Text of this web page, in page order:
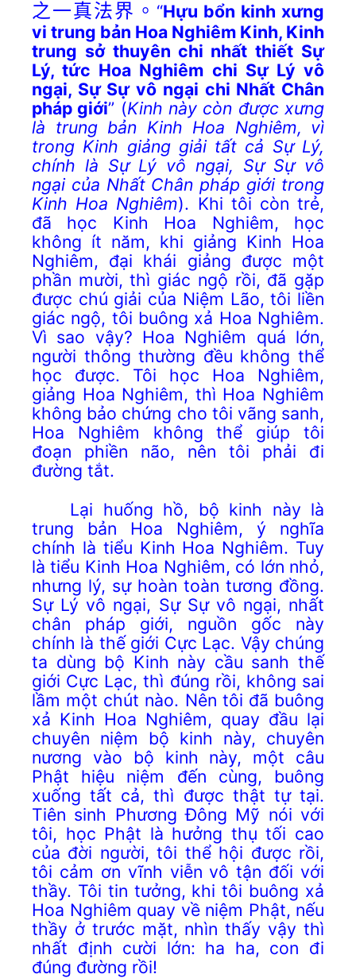
之一真法界。 “Hựu bổn kinh xưng
vi trung bản Hoa Nghiêm Kinh, Kinh
trung sở thuyên chi nhất thiết Sự
Lý, tức Hoa Nghiêm chi Sự Lý vô
ngại, Sự Sự vô ngại chi Nhất Chân
pháp giới” (Kinh này còn được xưng
là trung bản Kinh Hoa Nghiêm, vì
trong Kinh giảng giải tất cả Sự Lý,
chính là Sự Lý vô ngại, Sự Sự vô
ngại của Nhất Chân pháp giới trong
Kinh Hoa Nghiêm). Khi tôi còn trẻ,
đã học Kinh Hoa Nghiêm, học
không ít năm, khi giảng Kinh Hoa
Nghiêm, đại khái giảng được một
phần mười, thì giác ngộ rồi, đã gặp
được chú giải của Niệm Lão, tôi liền
giác ngộ, tôi buông xả Hoa Nghiêm.
Vì sao vậy? Hoa Nghiêm quá lớn,
người thông thường đều không thể
học được. Tôi học Hoa Nghiêm,
giảng Hoa Nghiêm, thì Hoa Nghiêm
không bảo chứng cho tôi vãng sanh,
Hoa Nghiêm không thể giúp tôi
đoạn phiền não, nên tôi phải đi
đường tắt.
Lại huống hồ, bộ kinh này là
trung bản Hoa Nghiêm, ý nghĩa
chính là tiểu Kinh Hoa Nghiêm. Tuy
là tiểu Kinh Hoa Nghiêm, có lớn nhỏ,
nhưng lý, sự hoàn toàn tương đồng.
Sự Lý vô ngại, Sự Sự vô ngại, nhất
chân pháp giới, nguồn gốc này
chính là thế giới Cực Lạc. Vậy chúng
ta dùng bộ Kinh này cầu sanh thế
giới Cực Lạc, thì đúng rồi, không sai
lầm một chút nào. Nên tôi đã buông
xả Kinh Hoa Nghiêm, quay đầu lại
chuyên niệm bộ kinh này, chuyên
nương vào bộ kinh này, một câu
Phật hiệu niệm đến cùng, buông
xuống tất cả, thì được thật tự tại.
Tiên sinh Phương Đông Mỹ nói với
tôi, học Phật là hưởng thụ tối cao
của đời người, tôi thể hội được rồi,
tôi cảm ơn vĩnh viễn vô tận đối với
thầy. Tôi tin tưởng, khi tôi buông xả
Hoa Nghiêm quay về niệm Phật, nếu
thầy ở trước mặt, nhìn thấy vậy thì
nhất định cười lớn: ha ha, con đi
đúng đường rồi!